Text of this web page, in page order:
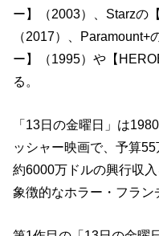
ー】（2003）、Starzの
（2017）、Paramount+
ー】（1995）や【
る。
「13日の金曜日」は
ッシャー映画で、予算
約6000万ドルの興行収
象徴的なホラー・フラン